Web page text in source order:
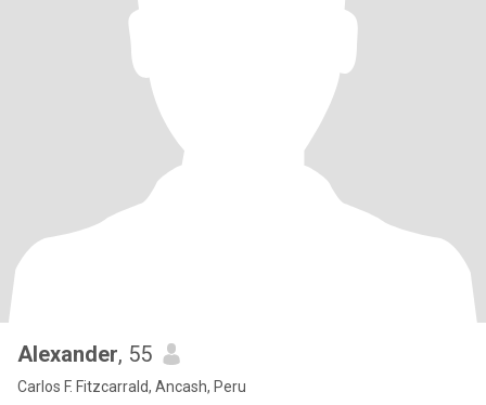
Alexander, 55
Carlos F. Fitzcarrald, Ancash, Peru